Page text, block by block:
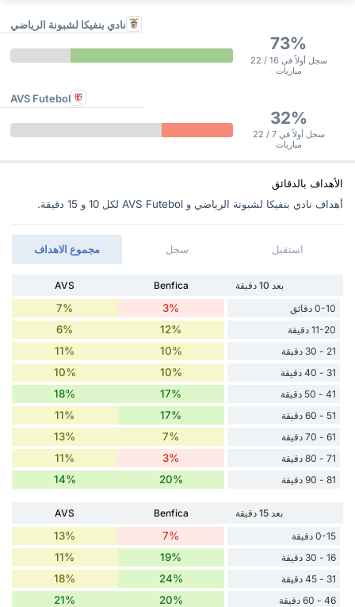
نادي بنفيكا لشبونة الرياضي
73%
سجل أولاً في 16 / 22
مباريات
AVS Futebol
32%
سجل أولاً في 7 / 22
مباريات
الأهداف بالدقائق
أهداف نادي بنفيكا لشبونة الرياضي و AVS Futebol ‏لكل 10 و 15 دقيقة.
مجموع الاهداف سجل استقبل
بعد 10 دقيقة Benfica
AVS
0-10 دقائق
3%
7%
11-20 دقيقة 12%
6%
21 - 30 دقيقة 10%
11%
31 - 40 دقيقة 10%
10%
41 - 50 دقيقة 17%
18%
51 - 60 دقيقة 17%
11%
61 - 70 دقيقة 7%
13%
71 - 80 دقيقة 3%
11%
81 - 90 دقيقة 20%
14%
بعد 15 دقيقة Benfica
AVS
0-15 دقيقة
7%
13%
16 - 30 دقيقة 19%
11%
31 - 45 دقيقة 24%
18%
46 - 60 دقيقة 20%
21%